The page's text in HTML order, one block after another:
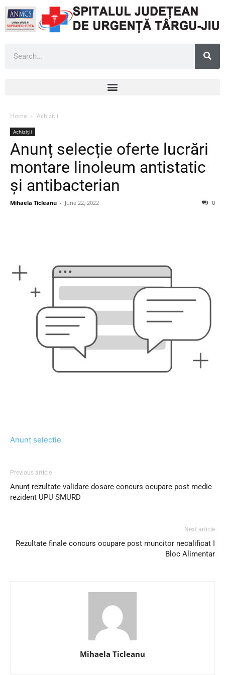
Home Achiziții
Achiziții
Anunț selecție oferte lucrări
montare linoleum antistatic
și antibacterian
Mihaela Ticleanu - June 22, 2022 0
Anunț selectie
Previous article
Anunț rezultate validare dosare concurs ocupare post medic
rezident UPU SMURD
Next article
Rezultate finale concurs ocupare post muncitor necalificat I
Bloc Alimentar
Mihaela Ticleanu